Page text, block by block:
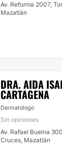
Av. Reforma 2007,
Mazatlán
DRA. AIDA
CARTAGENA
Dermatólogo
Sin opiniones
Av. Rafael Buelna
Cruces, Mazatlán